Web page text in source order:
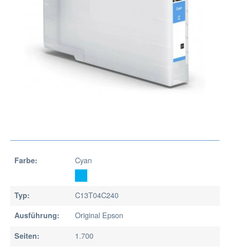
Farbe: Cyan
Typ: C13T04C240
Ausführung: Original Epson
Seiten: 1.700